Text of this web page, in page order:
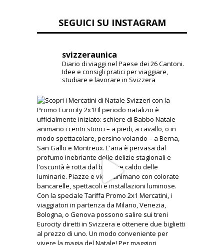
SEGUICI SU INSTAGRAM
svizzeraunica
Diario di viaggi nel Paese dei 26 Cantoni.
Idee e consigli pratici per viaggiare,
studiare e lavorare in Svizzera